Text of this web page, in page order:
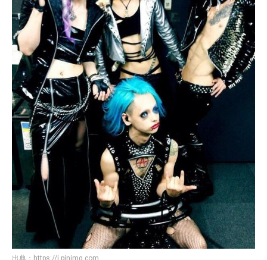
出典： https://i.pinimg.com